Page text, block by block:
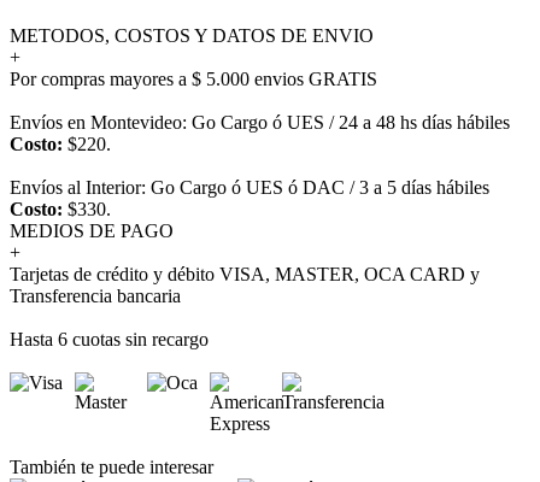
METODOS, COSTOS Y DATOS DE ENVIO
+
Por compras mayores a $ 5.000 envios GRATIS
Envíos en Montevideo: Go Cargo ó UES / 24 a 48 hs días hábiles
Costo: $220.
Envíos al Interior: Go Cargo ó UES ó DAC / 3 a 5 días hábiles
Costo: $330.
MEDIOS DE PAGO
+
Tarjetas de crédito y débito VISA, MASTER, OCA CARD y
Transferencia bancaria
Hasta 6 cuotas sin recargo
También te puede interesar